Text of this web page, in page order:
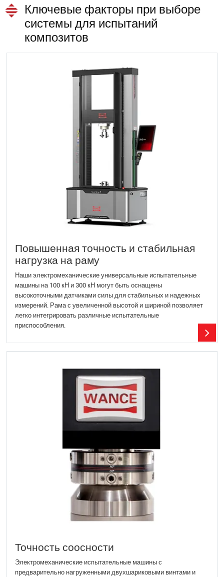
Ключевые факторы при выборе
системы для испытаний
композитов
Повышенная точность и стабильная
нагрузка на раму
Наши электромеханические универсальные испытательные
машины на 100 кН и 300 кН могут быть оснащены
высокоточными датчиками силы для стабильных и надежных
измерений. Рама с увеличенной высотой и шириной позволяет
легко интегрировать различные испытательные
приспособления.
Точность соосности
Электромеханические испытательные машины с
предварительно нагруженными двухшариковыми винтами и